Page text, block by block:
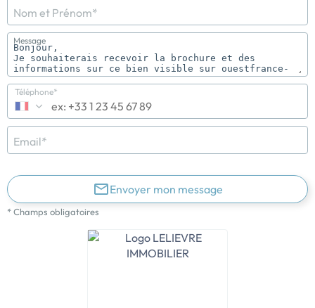
Nom et Prénom*
Message
Téléphone*
Email*
Envoyer mon message
* Champs obligatoires